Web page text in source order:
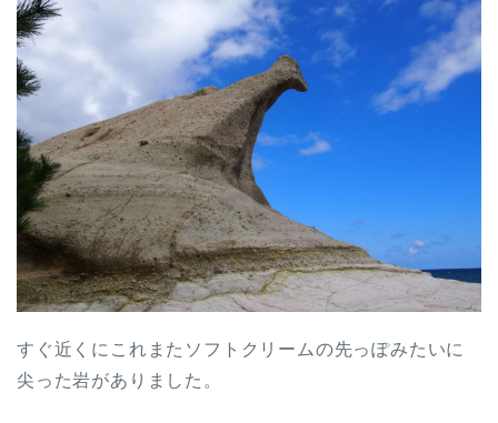
すぐ近くにこれまたソフトクリームの先っぽみたいに
尖った岩がありました。